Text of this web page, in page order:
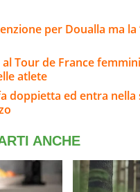
per Doualla ma la
Tour de France
atlete
doppietta ed entra